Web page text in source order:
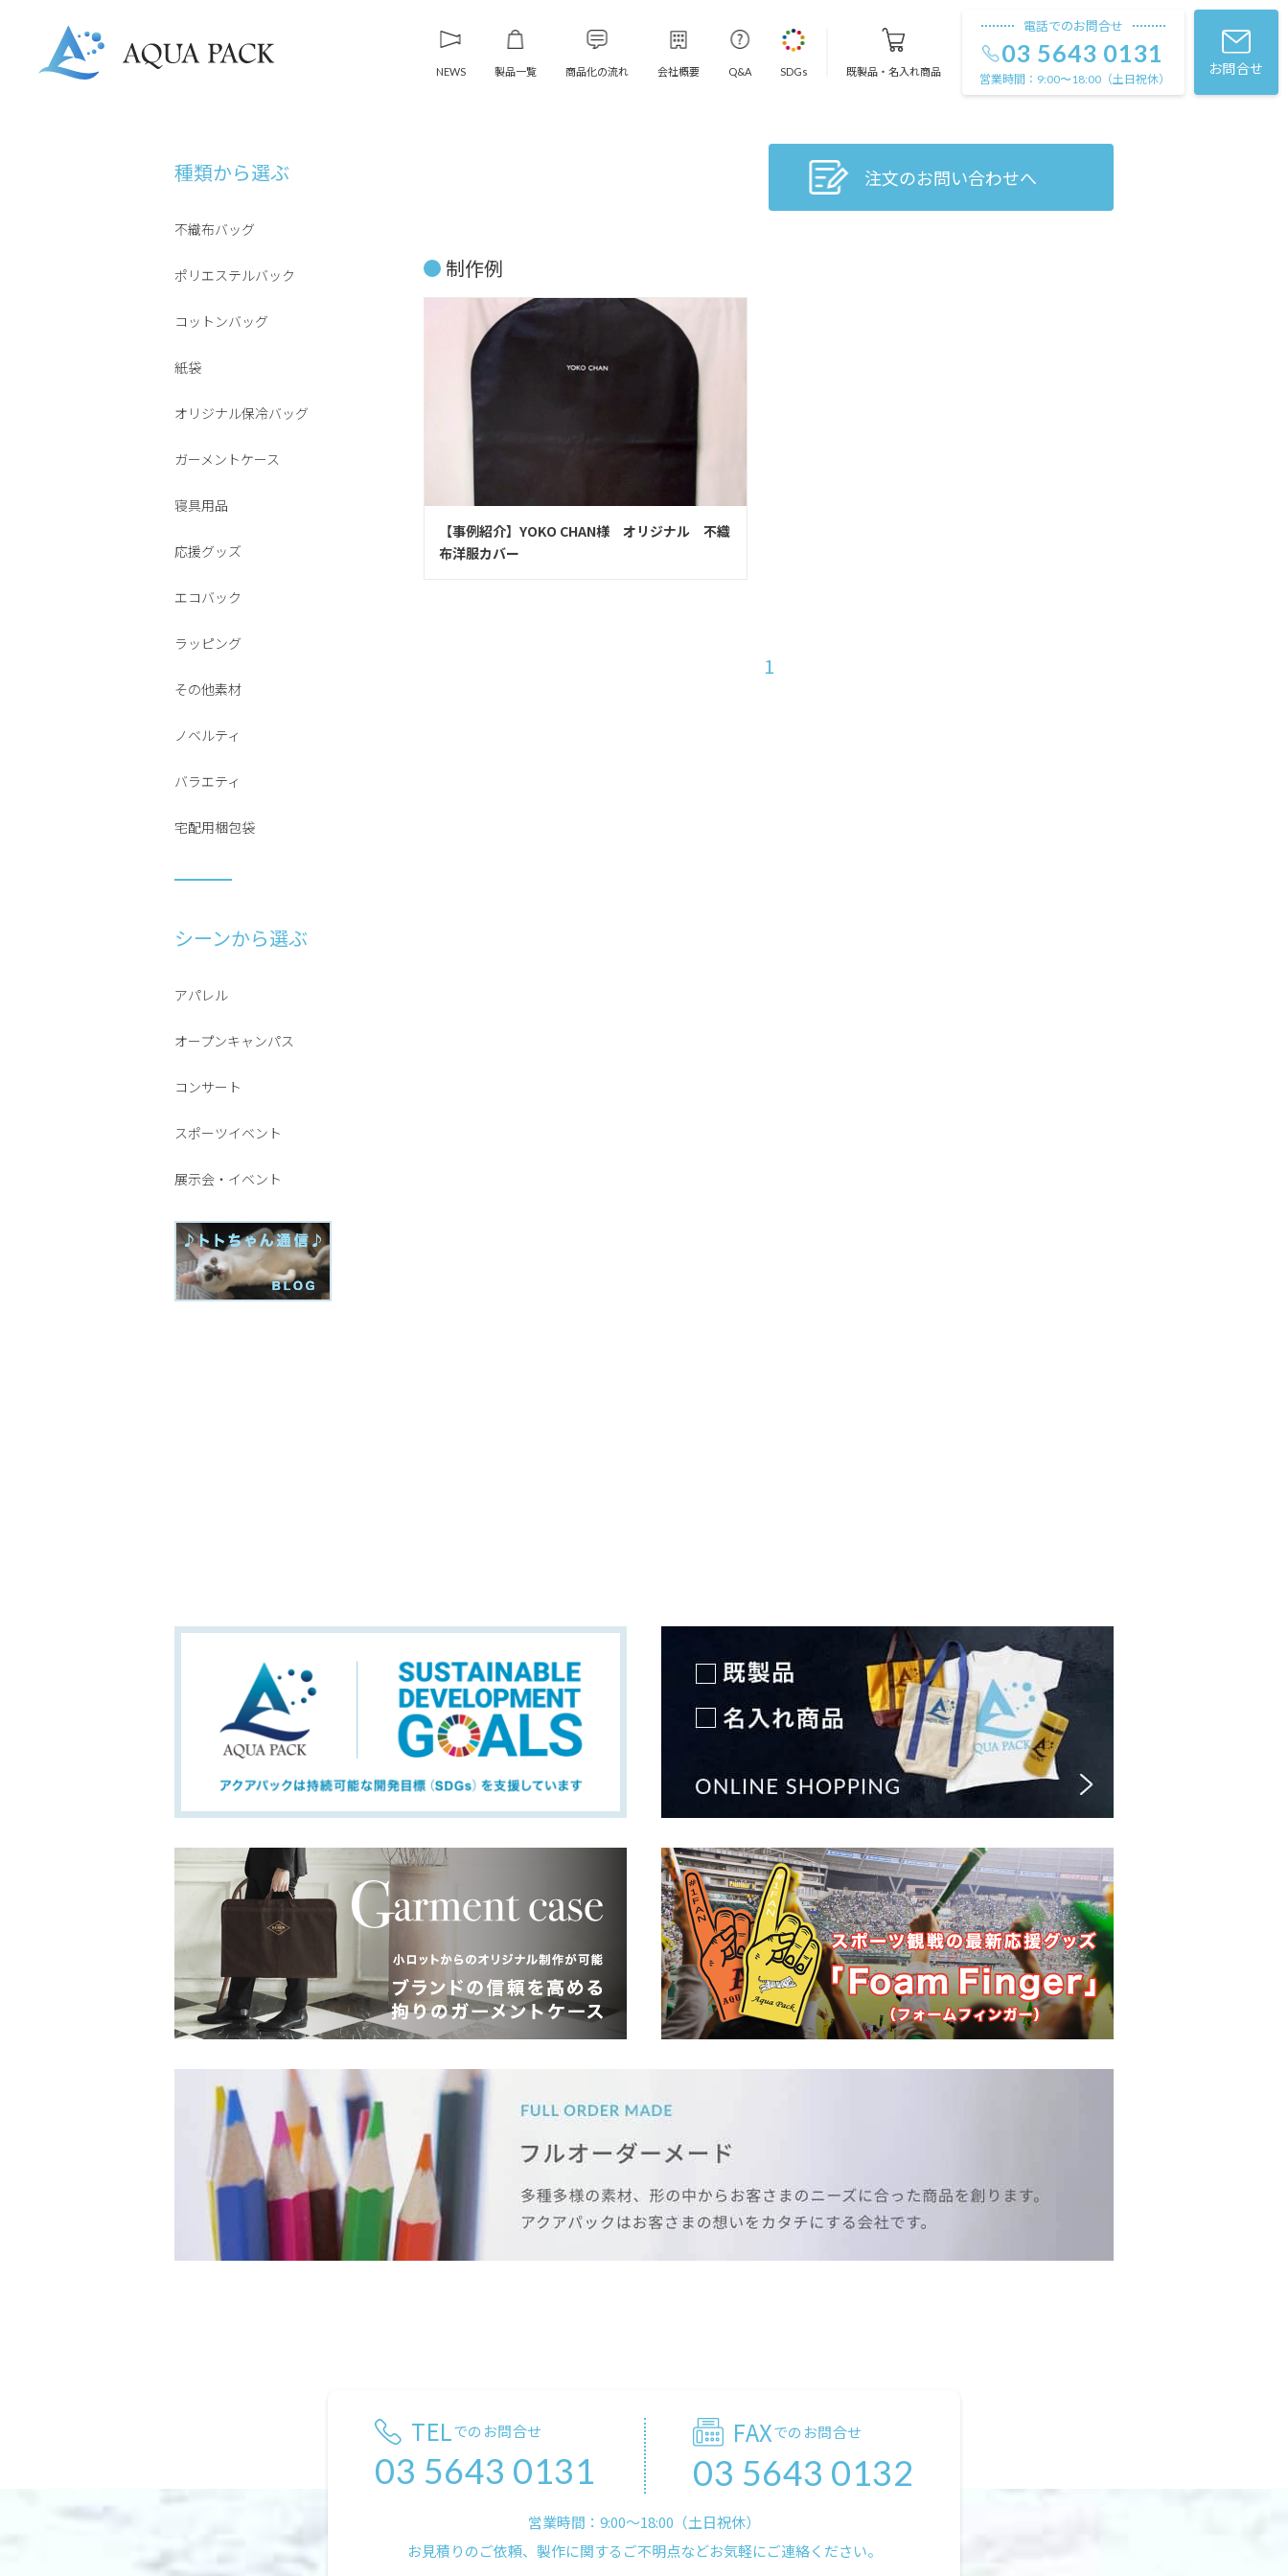
NEWS 製品一覧 商品化の流れ 会社概要 Q&A SDGs 既製品・名入れ商品
電話でのお問合せ
03 5643 0131
営業時間： 9:00〜18:00（土日祝休）
お問合せ
種類から選ぶ
不織布バッグ
ポリエステルバック
コットンバッグ
紙袋
オリジナル保冷バッグ
ガーメントケース
寝具用品
応援グッズ
エコバック
ラッピング
その他素材
ノベルティ
バラエティ
宅配用梱包袋
シーンから選ぶ
アパレル
オープンキャンパス
コンサート
スポーツイベント
展示会・イベント
注文のお問い合わせへ
制作例
【事例紹介】YOKO CHAN様 オリジナル 不織
布洋服カバー
1
TELでのお問合せ
03 5643 0131
FAXでのお問合せ
03 5643 0132
営業時間：9:00〜18:00（土日祝休）
お見積りのご依頼、製作に関するご不明点などお気軽にご連絡ください。